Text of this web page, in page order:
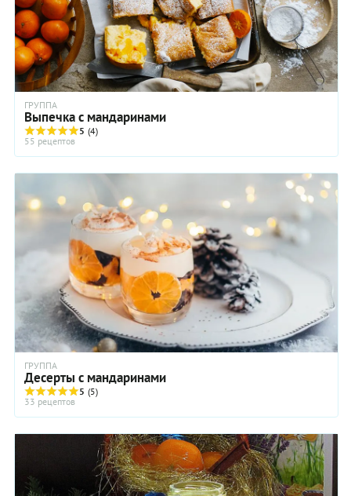
ГРУППА
Выпечка с мандаринами
5 (4)
55 рецептов
ГРУППА
Десерты с мандаринами
5 (5)
33 рецептов